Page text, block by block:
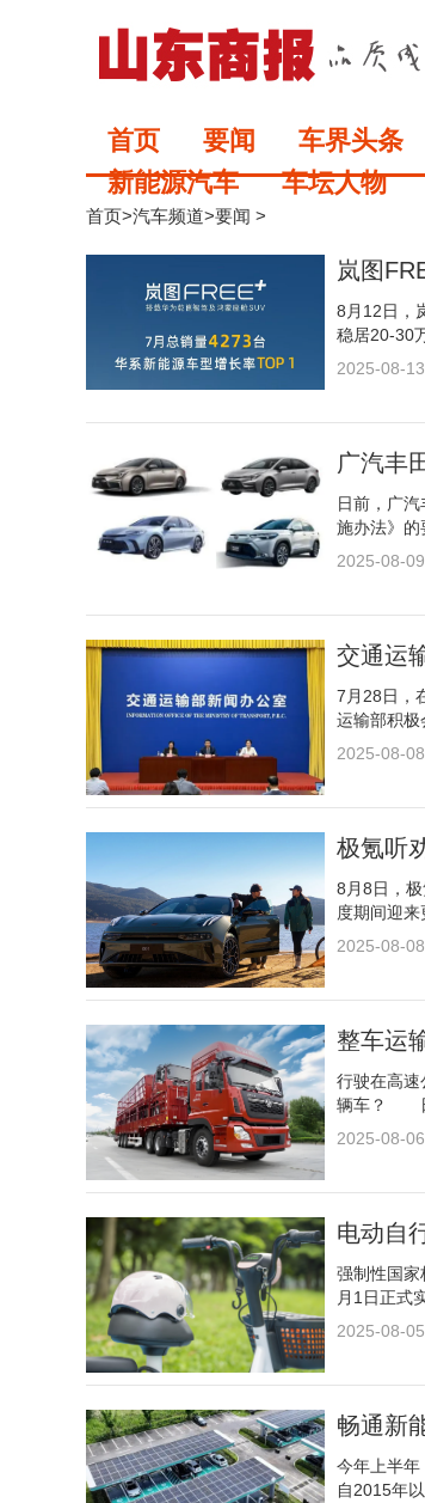
首页 要闻 车界头条
新能源汽车
车坛人物
首页>汽车频道>要闻 >
岚图
8月12日，
稳居20-30
2025-08-13
广汽丰
日前，广
施办法》的
2025-08-09
交通运
7月28日，
运输部积极
2025-08-08
极氪听
8月8日，
度期间迎
2025-08-08
整车运
行驶在高速
辆车？ 日
2025-08-06
电动自
强制性国家
月1日正式
2025-08-05
畅通新
今年上半年
自2015年